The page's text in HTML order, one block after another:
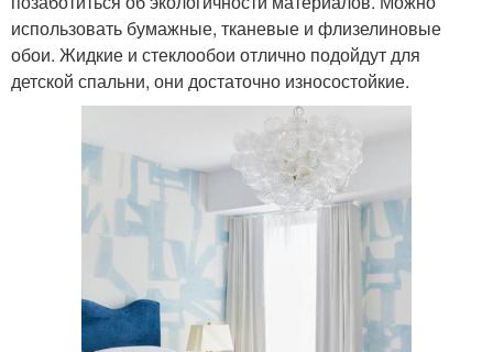
использовать бумажные, тканевые и флизелиновые
обои. Жидкие и стеклообои отлично подойдут для
детской спальни, они достаточно износостойкие.